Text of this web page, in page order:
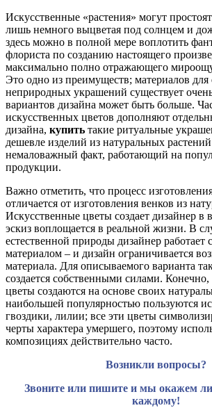
Искусственные «растения» могут
лишь немного выцветая под солнцем и
здесь можно в полной мере воплотить
флориста по созданию настоящего
максимально полно отражающего
Это одно из преимуществ; материалов для
неприродных украшений существует
вариантов дизайна может быть больше.
искусственных цветов дополняют
дизайна, купить такие ритуальные
дешевле изделий из натуральных
немаловажный факт, работающий на
продукции.
Важно отметить, что процесс
отличается от изготовления венков из
Искусственные цветы создает дизайнер в
эскиз воплощается в реальной жизни. В
естественной природы дизайнер
материалом – и дизайн ограничивается
материала. Для описываемого варианта
создается собственными силами. Конечно,
цветы создаются на основе своих
наибольшей популярностью пользуются
гвоздики, лилии; все эти цветы
черты характера умершего, поэтому
композициях действительно часто.
Возникли вопросы?
Звоните или пишите и мы окажем
каждому!